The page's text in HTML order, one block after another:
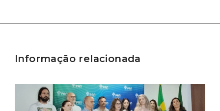
Informação relacionada